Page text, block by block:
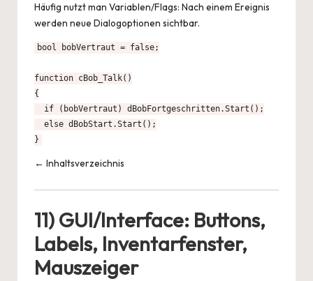
Häufig nutzt man Variablen/Flags: Nach einem Ereignis
werden neue Dialogoptionen sichtbar.
bool bobVertraut = false;
function cBob_Talk()
{
  if (bobVertraut) dBobFortgeschritten.Start();
  else dBobStart.Start();
}
← Inhaltsverzeichnis
11) GUI/Interface: Buttons,
Labels, Inventarfenster,
Mauszeiger